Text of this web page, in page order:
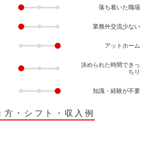
落ち着いた職場
業務外交流少ない
アットホーム
決められた時間できっ
ちり
知識・経験が不要
方・シフト・収入例